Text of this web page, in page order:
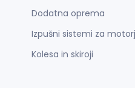
Dodatna oprema
Izpušni sistemi za
Kolesa in skiroji